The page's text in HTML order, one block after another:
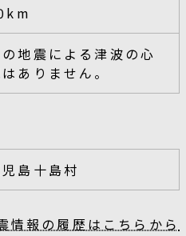
の地震による津波の心
ありません。
島十島村
情報の履歴はこちらから